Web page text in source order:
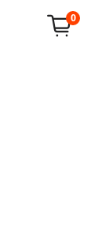
0